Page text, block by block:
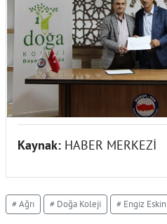
Kaynak: HABER MERKEZİ
# Ağrı # Doğa Koleji # Engiz Eskin